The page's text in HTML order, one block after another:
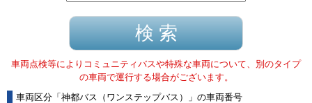
車両点検等によりコミュニティバスや特殊な車両について、別のタイプ
の車両で運行する場合がございます。
車両区分 「 神都バス（ワンステップバス） 」 の車両番号